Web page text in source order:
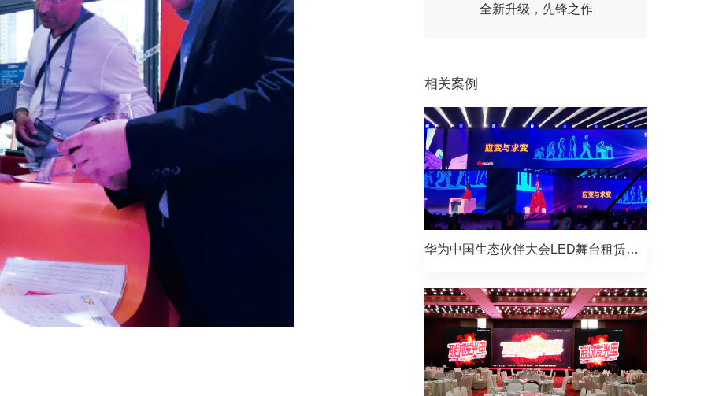
全新升级，先锋之作
相关案例
华为中国生态伙伴大会LED舞台租赁屏项目